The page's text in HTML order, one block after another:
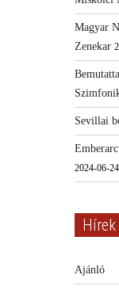
Magyar
Zenekar
Sevillai
2024-06-24
Ajánló